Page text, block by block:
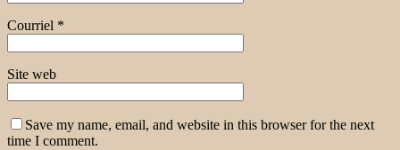
Courriel *
Site web
Save my name, email, and website in this browser for the next
time I comment.